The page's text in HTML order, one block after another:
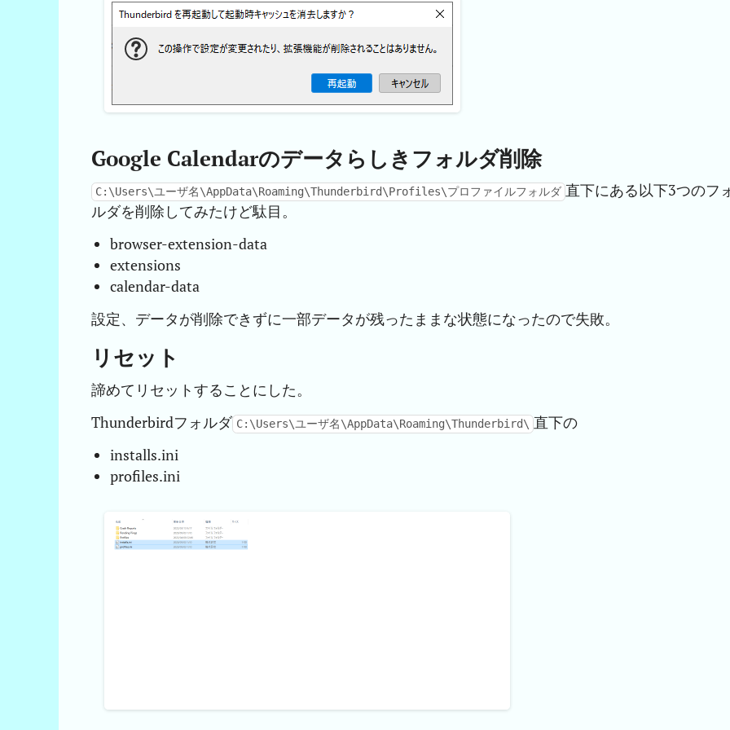
Google Calendarのデータらしきフォルダ削除
C:\Users\ユーザ名\AppData\Roaming\Thunderbird\Profiles\プロファイルフォルダ 直下にある以下3つのフ
ルダを削除してみたけど駄目。
browser-extension-data
extensions
calendar-data
設定、データが削除できずに一部データが残ったままな状態になったので失敗。
リセット
諦めてリセットすることにした。
Thunderbirdフォルダ C:\Users\ユーザ名\AppData\Roaming\Thunderbird\ 直下の
installs.ini
profiles.ini